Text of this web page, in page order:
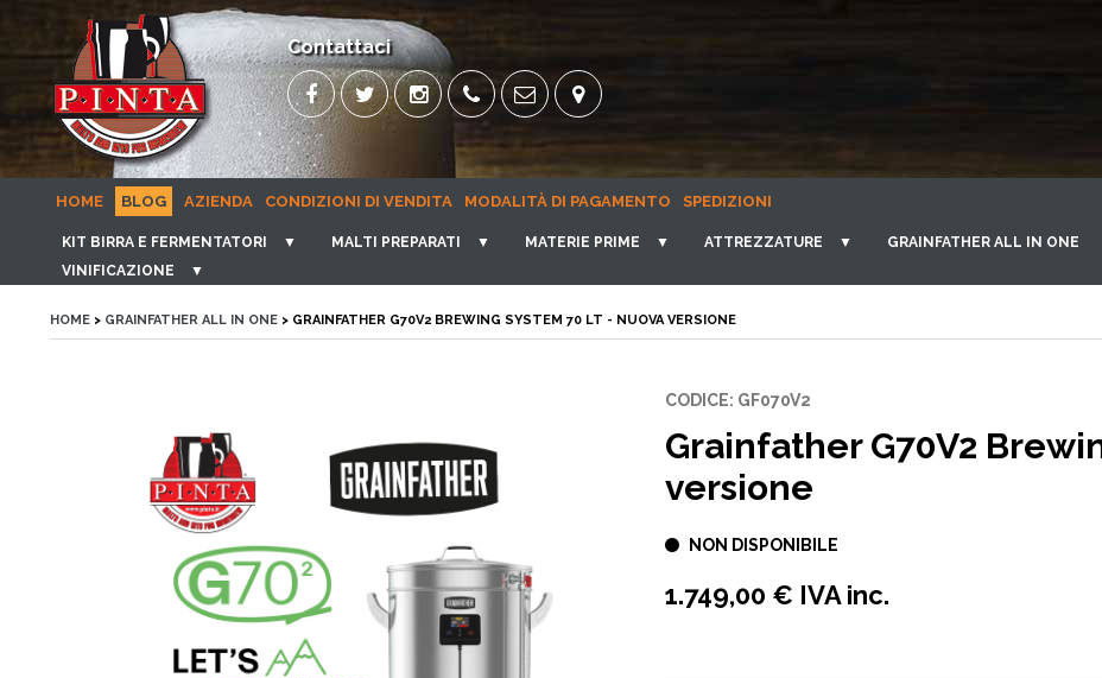
Contattaci
HOME BLOG AZIENDA CONDIZIONI DI VENDITA MODALITÀ DI PAGAMENTO SPEDIZIONI
KIT BIRRA E FERMENTATORI ▼ MALTI PREPARATI ▼ MATERIE PRIME ▼ ATTREZZATURE ▼ GRAINFATHER ALL IN ONE
VINIFICAZIONE
▼
HOME > GRAINFATHER ALL IN ONE > GRAINFATHER G70V2 BREWING SYSTEM 70 LT - NUOVA VERSIONE
CODICE: GF070V2
Grainfather G70V2
versione
NON DISPONIBILE
1.749,00 € IVA inc.